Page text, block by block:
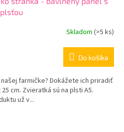
plsťou
Skladom (>5 ks)
Do košíka
farmičke? Dokážete ich priradiť
cm. Zvieratká sú na plsti A5.
už v...